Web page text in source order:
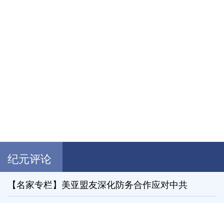
纪元评论
【名家专栏】美亚盟友深化防务合作应对中共